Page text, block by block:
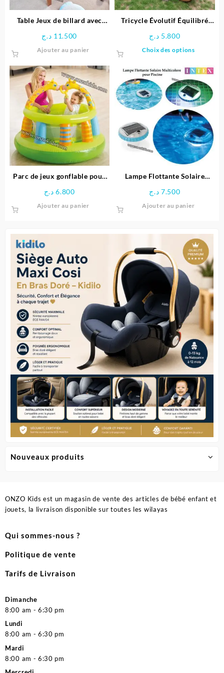
Nouveaux produits
Table Jeux de billard avec
11.500 د.ج
Ajouter au panier
Tricycle Évolutif Équilibré
5.800 د.ج
Choix des options
a
Les
options
être
choisies
sur
la
page
Parc de jeux gonflable pour
6.800 د.ج
Ajouter au panier
Lampe Flottante Solaire
Intex
7.500 د.ج
Ajouter au panier
ONZO Kids est un magasin de vente des articles de bébé enfant et
jouets, la livraison disponible sur toutes les wilayas
Qui sommes-nous ?
Politique de vente
Tarifs de Livraison
Dimanche
8:00 am - 6:30 pm
Lundi
8:00 am - 6:30 pm
Mardi
8:00 am - 6:30 pm